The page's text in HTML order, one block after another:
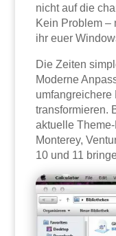
nicht auf die
Kein Problem –
ihr euer
Die Zeiten
Moderne
umfangreichere
transformieren.
aktuelle
Monterey,
10 und 11